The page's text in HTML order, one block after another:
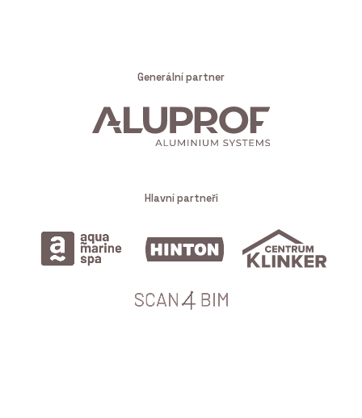
Generální partner
Hlavní partneři